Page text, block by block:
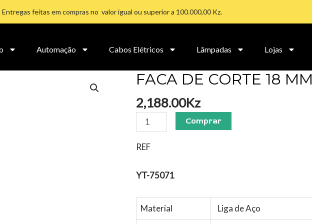
Entregas feitas em compras no valor igual ou superior a 100.000,00 Kz.
Automação Cabos Elétricos Lâmpadas Lojas
FACA DE CORTE 18 MM
2,188.00Kz
FACA
CORTE
MM
quantidade
Comprar
REF
YT-75071
Material Liga de Aço